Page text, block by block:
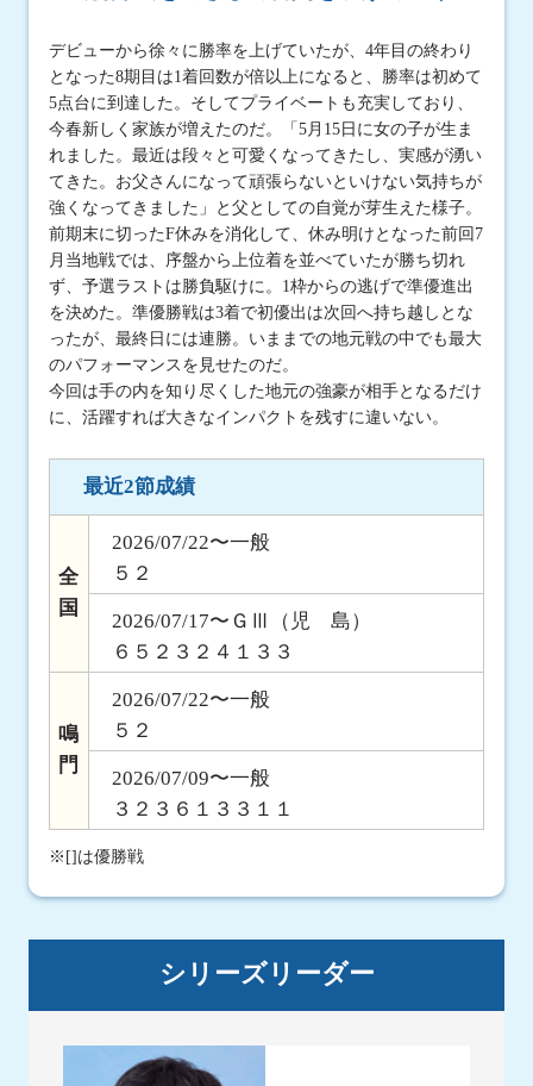
デビューから徐々に勝率を上げていたが、4年目の終わり
となった8期目は1着回数が倍以上になると、勝率は初めて
5点台に到達した。そしてプライベートも充実しており、
今春新しく家族が増えたのだ。「5月15日に女の子が生ま
れました。最近は段々と可愛くなってきたし、実感が湧い
てきた。お父さんになって頑張らないといけない気持ちが
強くなってきました」と父としての自覚が芽生えた様子。
前期末に切ったF休みを消化して、休み明けとなった前回7
月当地戦では、序盤から上位着を並べていたが勝ち切れ
ず、予選ラストは勝負駆けに。1枠からの逃げで準優進出
を決めた。準優勝戦は3着で初優出は次回へ持ち越しとな
ったが、最終日には連勝。いままでの地元戦の中でも最大
のパフォーマンスを見せたのだ。
今回は手の内を知り尽くした地元の強豪が相手となるだけ
に、活躍すれば大きなインパクトを残すに違いない。
最近2節成績
全
国
2026/07/22〜一般
５２
2026/07/17〜ＧⅢ（児 島）
６５２３２４１３３
鳴
門
2026/07/22〜一般
５２
2026/07/09〜一般
３２３６１３３１１
※[]は優勝戦
シリーズリーダー